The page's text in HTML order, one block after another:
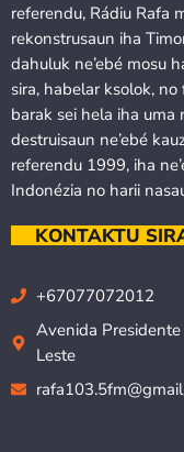
referendu, Rádiu Rafa
rekonstrusaun iha
dahuluk ne’ebé mosu
sira, habelar ksolok,
barak sei hela iha uma
destruisaun ne’ebé
referendu 1999, iha
Indonézia no harii
KONTAKTU
+67077072012
Avenida Presidente
Leste